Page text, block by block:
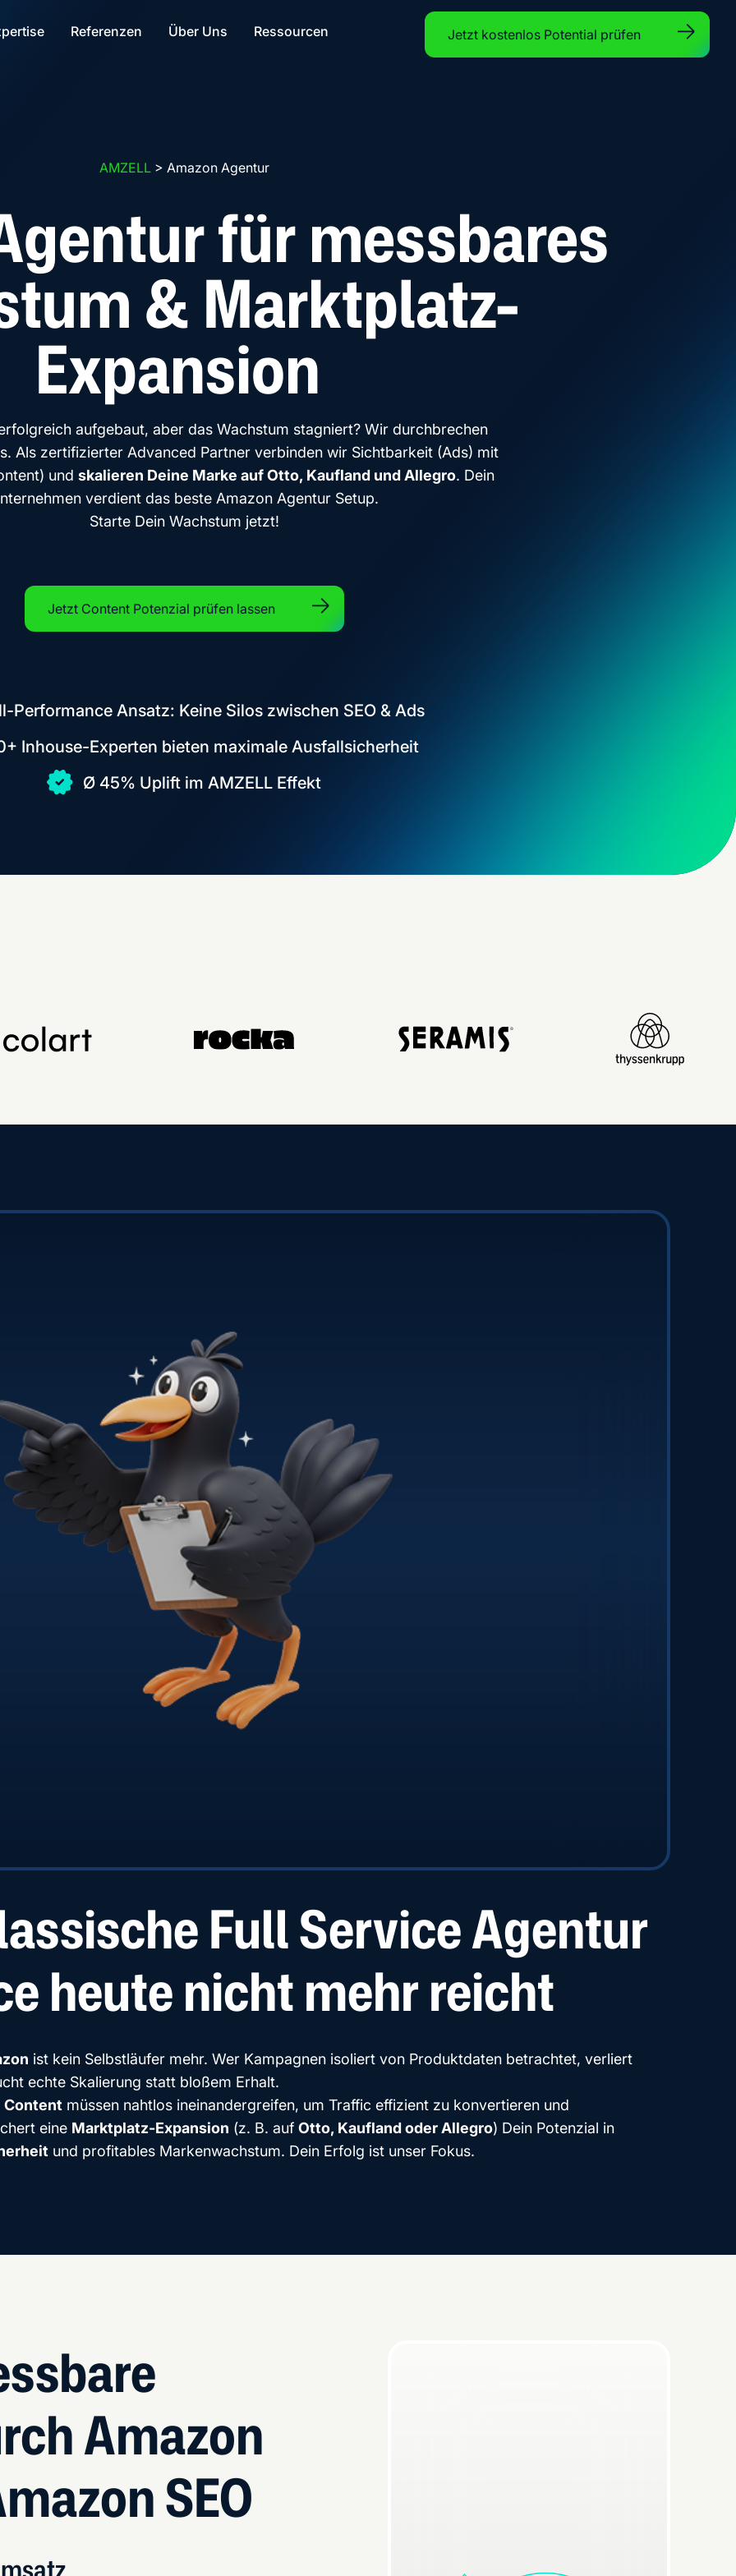
Referenzen Über Uns Ressourcen Jetzt kostenlos Potential prüfen
AMZELL> Amazon Agentur
für messbares
& Marktplatz-
Expansion
aufgebaut, aber das Wachstum stagniert? Wir durchbrechen
Als zertifizierter Advanced Partner verbinden wir Sichtbarkeit (Ads) mit
und skalieren Deine Marke auf Otto, Kaufland und Allegro. Dein
verdient das beste Amazon Agentur Setup.
Starte Dein Wachstum jetzt!
Jetzt Content Potenzial prüfen lassen
Performance Ansatz: Keine Silos zwischen SEO & Ads
Inhouse-Experten bieten maximale Ausfallsicherheit
Ø 45% Uplift im AMZELL Effekt
Full Service Agentur
heute nicht mehr reicht
ist kein Selbstläufer mehr. Wer Kampagnen isoliert von Produktdaten betrachtet, verliert
echte Skalierung statt bloßem Erhalt.
Content müssen nahtlos ineinandergreifen, um Traffic effizient zu konvertieren und
eine Marktplatz-Expansion (z. B. auf Otto, Kaufland oder Allegro) Dein Potenzial in
und profitables Markenwachstum. Dein Erfolg ist unser Fokus.
Amazon
SEO